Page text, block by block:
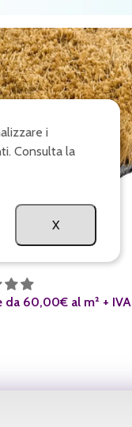
su misura in cocco
da 60,00€ al m² + IVA
i
Consulta la
X